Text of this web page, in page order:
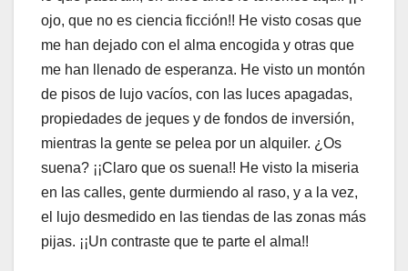
ojo, que no es ciencia ficción!! He visto cosas que
me han dejado con el alma encogida y otras que
me han llenado de esperanza. He visto un montón
de pisos de lujo vacíos, con las luces apagadas,
propiedades de jeques y de fondos de inversión,
mientras la gente se pelea por un alquiler. ¿Os
suena? ¡¡Claro que os suena!! He visto la miseria
en las calles, gente durmiendo al raso, y a la vez,
el lujo desmedido en las tiendas de las zonas más
pijas. ¡¡Un contraste que te parte el alma!!